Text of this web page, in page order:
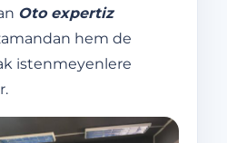
Oto expertiz
hem de
istenmeyenlere